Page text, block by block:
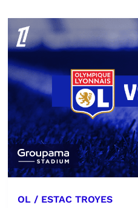
OL / ESTAC TROYES